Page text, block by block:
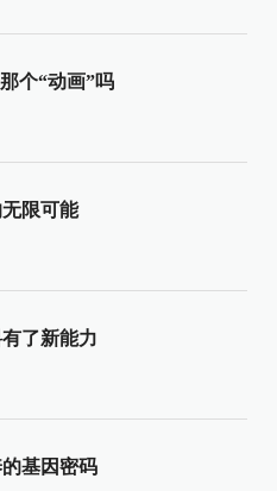
个“动画”吗
限可能
了新能力
基因密码